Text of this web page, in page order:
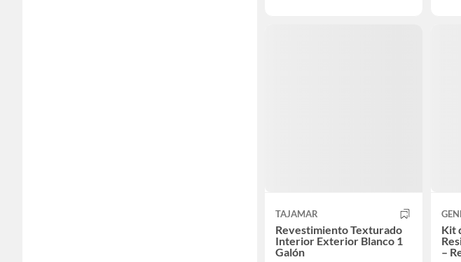
TAJAMAR
Revestimiento Texturado
Interior Exterior Blanco 1
Galón
Kit
–